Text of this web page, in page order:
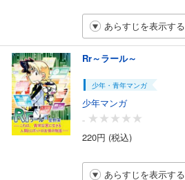
あらすじを表示する
Rr～ラール～
少年・青年マンガ
少年マンガ
-
220円 (税込)
あらすじを表示する